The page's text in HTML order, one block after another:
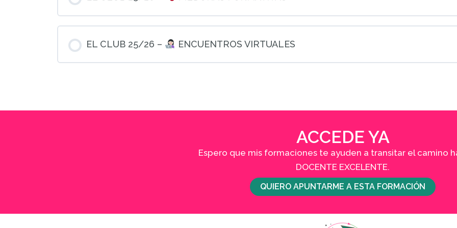
EL CLUB 25/26 – ENCUENTROS VIRTUALES
ACCEDE YA
Espero que mis formaciones te ayuden a transitar el camino
DOCENTE EXCELENTE.
QUIERO APUNTARME A ESTA FORMACIÓN